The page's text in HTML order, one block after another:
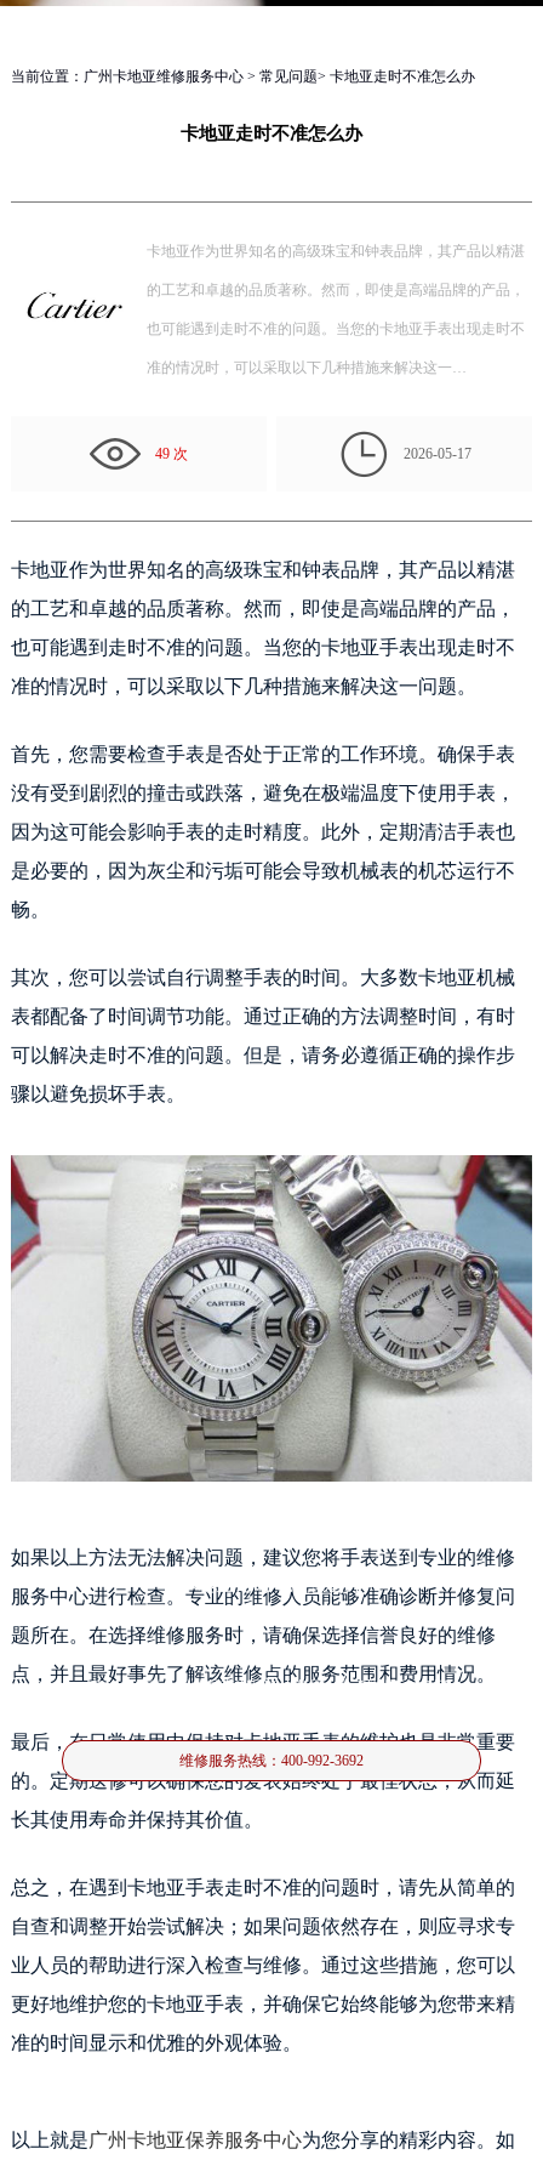
卡地亚走时不准怎么办
著称。然而，即使是高端品牌的产品，也可能遇到走时不
维修服务热线： 400-992-3692
当前位置： 广州卡地亚维修服务中心> 常见问题> 卡地亚走时不准怎么办
卡地亚走时不准怎么办
卡地亚作为世界知名的高级珠宝和钟表品牌，其产品以精湛
的工艺和卓越的品质著称。然而，即使是高端品牌的产品，
也可能遇到走时不准的问题。当您的卡地亚手表出现走时不
准的情况时，可以采取以下几种措施来解决这一…
49 次  2026-05-17
卡地亚作为世界知名的高级珠宝和钟表品牌，其产品以精湛
的工艺和卓越的品质著称。然而，即使是高端品牌的产品，
也可能遇到走时不准的问题。当您的卡地亚手表出现走时不
准的情况时，可以采取以下几种措施来解决这一问题。
首先，您需要检查手表是否处于正常的工作环境。确保手表
没有受到剧烈的撞击或跌落，避免在极端温度下使用手表，
因为这可能会影响手表的走时精度。此外，定期清洁手表也
是必要的，因为灰尘和污垢可能会导致机械表的机芯运行不
畅。
其次，您可以尝试自行调整手表的时间。大多数卡地亚机械
表都配备了时间调节功能。通过正确的方法调整时间，有时
可以解决走时不准的问题。但是，请务必遵循正确的操作步
骤以避免损坏手表。
如果以上方法无法解决问题，建议您将手表送到专业的维修
服务中心进行检查。专业的维修人员能够准确诊断并修复问
题所在。在选择维修服务时，请确保选择信誉良好的维修
点，并且最好事先了解该维修点的服务范围和费用情况。
最后，在日常使用中保持对卡地亚手表的维护也是非常重要
的。定期送修可以确保您的爱表始终处于最佳状态，从而延
长其使用寿命并保持其价值。
总之，在遇到卡地亚手表走时不准的问题时，请先从简单的
自查和调整开始尝试解决；如果问题依然存在，则应寻求专
业人员的帮助进行深入检查与维修。通过这些措施，您可以
更好地维护您的卡地亚手表，并确保它始终能够为您带来精
准的时间显示和优雅的外观体验。
以上就是广州卡地亚保养服务中心为您分享的精彩内容。如